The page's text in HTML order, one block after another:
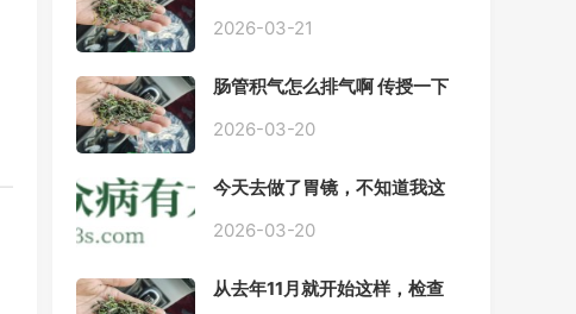
己上网查又吓睡不着，到底严
2026-03-21
肠管积气怎么排气啊 传授一下
2026-03-20
今天去做了胃镜，不知道我这
2026-03-20
从去年11月就开始这样，检查